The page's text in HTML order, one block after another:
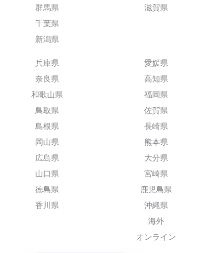
群馬県
千葉県
新潟県
滋賀県
兵庫県
奈良県
和歌山県
鳥取県
島根県
岡山県
広島県
山口県
徳島県
香川県
愛媛県
高知県
福岡県
佐賀県
長崎県
熊本県
大分県
宮崎県
鹿児島県
沖縄県
海外
オンライン